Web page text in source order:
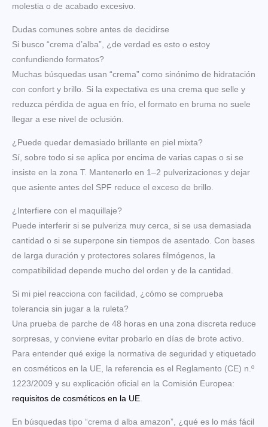
molestia o de acabado excesivo.
Dudas comunes sobre antes de decidirse
Si busco “crema d’alba”, ¿de verdad es esto o estoy
confundiendo formatos?
Muchas búsquedas usan “crema” como sinónimo de hidratación
con confort y brillo. Si la expectativa es una crema que selle y
reduzca pérdida de agua en frío, el formato en bruma no suele
llegar a ese nivel de oclusión.
¿Puede quedar demasiado brillante en piel mixta?
Sí, sobre todo si se aplica por encima de varias capas o si se
insiste en la zona T. Mantenerlo en 1–2 pulverizaciones y dejar
que asiente antes del SPF reduce el exceso de brillo.
¿Interfiere con el maquillaje?
Puede interferir si se pulveriza muy cerca, si se usa demasiada
cantidad o si se superpone sin tiempos de asentado. Con bases
de larga duración y protectores solares filmógenos, la
compatibilidad depende mucho del orden y de la cantidad.
Si mi piel reacciona con facilidad, ¿cómo se comprueba
tolerancia sin jugar a la ruleta?
Una prueba de parche de 48 horas en una zona discreta reduce
sorpresas, y conviene evitar probarlo en días de brote activo.
Para entender qué exige la normativa de seguridad y etiquetado
en cosméticos en la UE, la referencia es el Reglamento (CE) n.º
1223/2009 y su explicación oficial en la Comisión Europea:
requisitos de cosméticos en la UE
En búsquedas tipo “crema d alba amazon”, ¿qué es lo más fácil